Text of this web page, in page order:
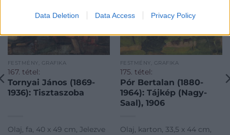
Data Deletion Data Access Privacy Policy
FESTMÉNY, GRAFIKA
167. tétel:
Tornyai János (1869-
1936): Tisztaszoba
Olaj, fa, 40 x 49 cm, Jelezve
FESTMÉNY, GRAFIKA
175. tétel:
Pór Bertalan (1880-
1964): Tájkép (Nagy-
Saal), 1906
Olaj, karton, 33,5 x 44 cm,